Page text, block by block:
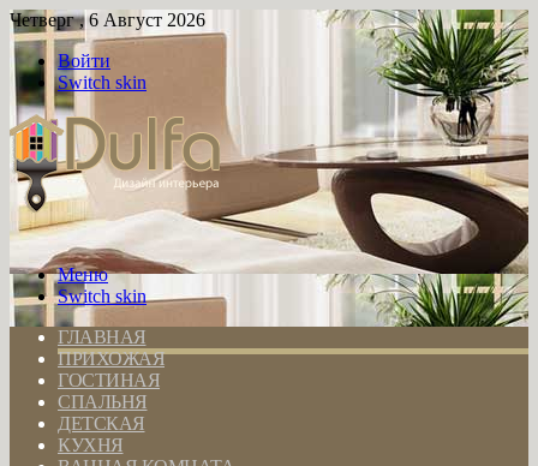
Четверг , 6 Август 2026
Войти
Switch skin
Меню
Switch skin
ГЛАВНАЯ
ПРИХОЖАЯ
ГОСТИНАЯ
СПАЛЬНЯ
ДЕТСКАЯ
КУХНЯ